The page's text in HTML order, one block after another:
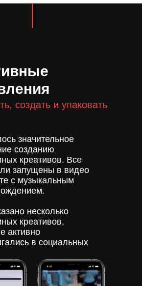
создать и упаковать
значительное
созданию
креативов. Все
запущены в видео
с музыкальным
несколько
креативов,
активно
в социальных